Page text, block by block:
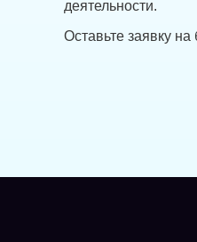
деятельности.
Оставьте заявку